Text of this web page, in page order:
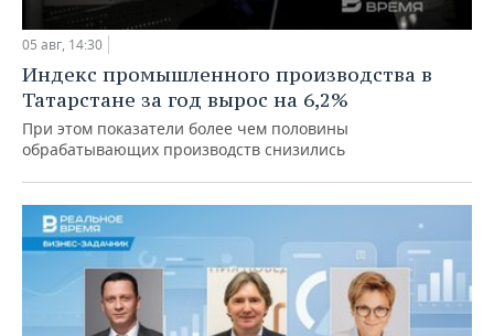
05 авг, 14:30
Индекс промышленного производства в
Татарстане за год вырос на 6,2%
При этом показатели более чем половины
обрабатывающих производств снизились